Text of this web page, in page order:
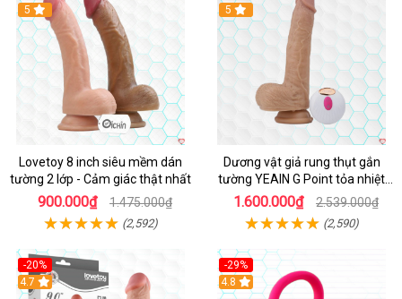
Hot
5
Lovetoy 8 inch siêu mềm dán
tường 2 lớp - Cảm giác thật nhất
900.000₫ 1.475.000₫
(2,592)
5
Dương vật giả rung thụt gắn
tường YEAIN G Point tỏa nhiệt
điều khiển từ xa
1.600.000₫ 2.539.000₫
(2,590)
-20%
Hot
4.7
-29%
Hot
4.8